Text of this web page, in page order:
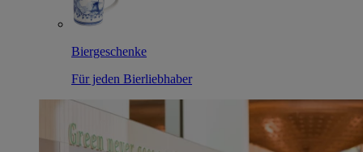
Biergeschenke
Für jeden Bierliebhaber